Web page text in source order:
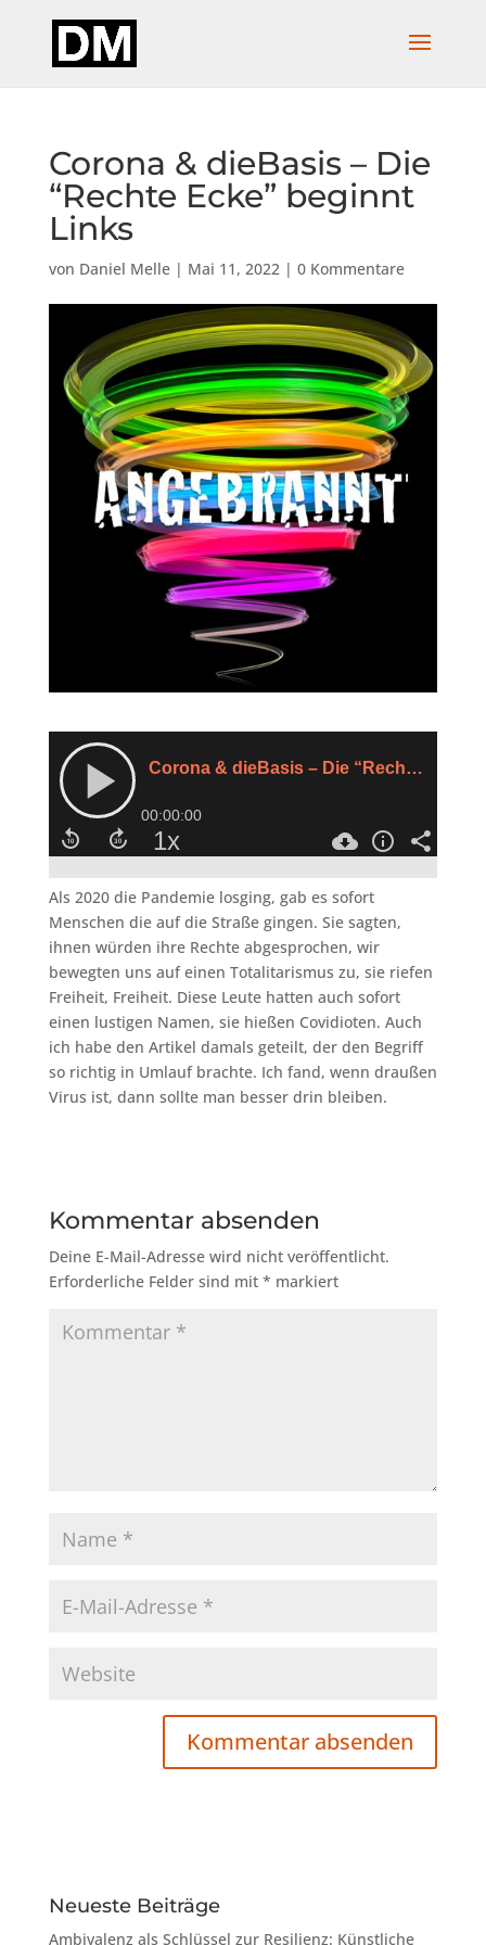
Corona & dieBasis – Die
“Rechte Ecke” beginnt
Links
von Daniel Melle| Mai 11, 2022| 0 Kommentare
Als 2020 die Pandemie losging, gab es sofort
Menschen die auf die Straße gingen. Sie sagten,
ihnen würden ihre Rechte abgesprochen, wir
bewegten uns auf einen Totalitarismus zu, sie riefen
Freiheit, Freiheit. Diese Leute hatten auch sofort
einen lustigen Namen, sie hießen Covidioten. Auch
ich habe den Artikel damals geteilt, der den Begriff
so richtig in Umlauf brachte. Ich fand, wenn draußen
Virus ist, dann sollte man besser drin bleiben.
Kommentar absenden
Deine E-Mail-Adresse wird nicht veröffentlicht.
Erforderliche Felder sind mit * markiert
Neueste Beiträge
Ambivalenz als Schlüssel zur Resilienz: Künstliche